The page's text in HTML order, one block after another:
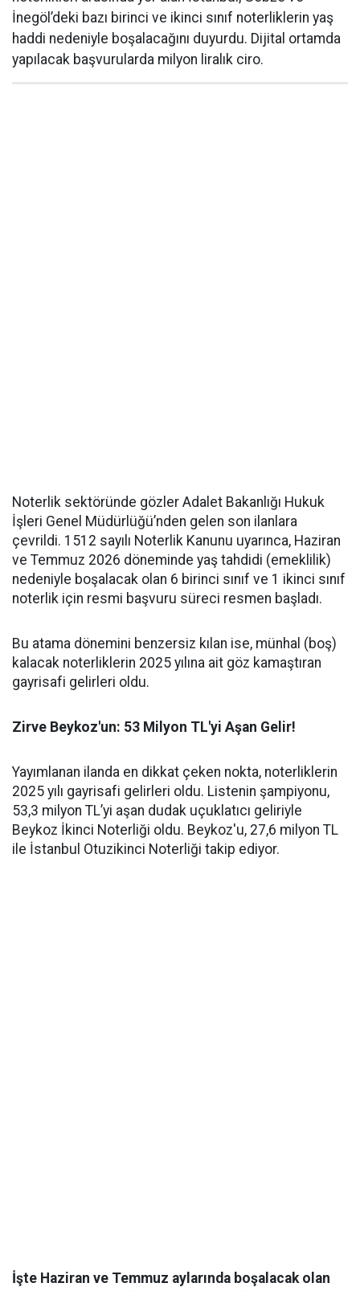
İnegöl’deki bazı birinci ve ikinci sınıf noterliklerin yaş
haddi nedeniyle boşalacağını duyurdu. Dijital ortamda
yapılacak başvurularda milyon liralık ciro.
Noterlik sektöründe gözler Adalet Bakanlığı Hukuk
İşleri Genel Müdürlüğü’nden gelen son ilanlara
çevrildi. 1512 sayılı Noterlik Kanunu uyarınca, Haziran
ve Temmuz 2026 döneminde yaş tahdidi (emeklilik)
nedeniyle boşalacak olan 6 birinci sınıf ve 1 ikinci sınıf
noterlik için resmi başvuru süreci resmen başladı.
Bu atama dönemini benzersiz kılan ise, münhal (boş)
kalacak noterliklerin 2025 yılına ait göz kamaştıran
gayrisafi gelirleri oldu.
Zirve Beykoz'un: 53 Milyon TL'yi Aşan Gelir!
Yayımlanan ilanda en dikkat çeken nokta, noterliklerin
2025 yılı gayrisafi gelirleri oldu. Listenin şampiyonu,
53,3 milyon TL’yi aşan dudak uçuklatıcı geliriyle
Beykoz İkinci Noterliği oldu. Beykoz'u, 27,6 milyon TL
ile İstanbul Otuzikinci Noterliği takip ediyor.
İşte Haziran ve Temmuz aylarında boşalacak olan